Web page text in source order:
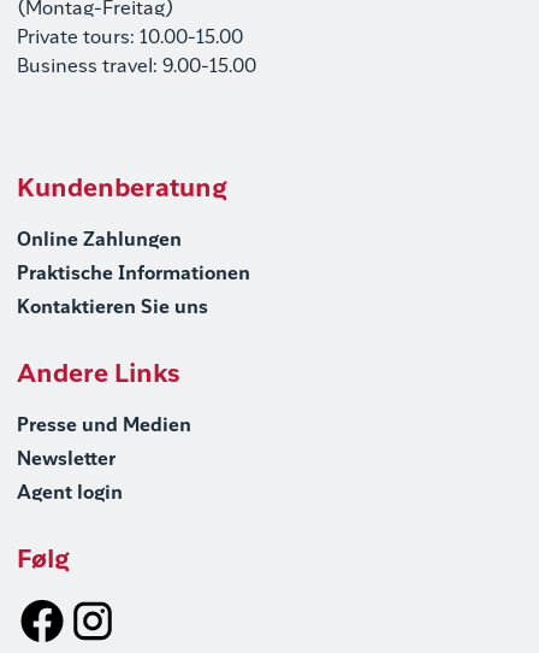
(Montag-Freitag)
Private tours: 10.00-15.00
Business travel: 9.00-15.00
Kundenberatung
Online Zahlungen
Praktische Informationen
Kontaktieren Sie uns
Andere Links
Presse und Medien
Newsletter
Agent login
Følg